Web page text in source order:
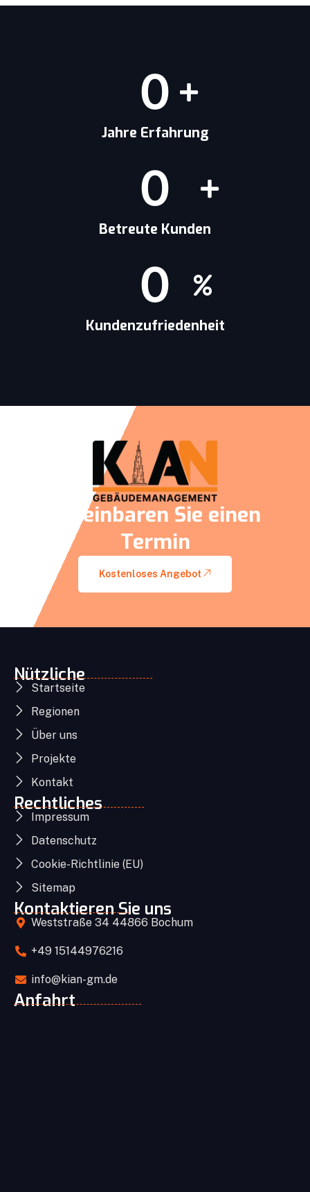
Jahre Erfahrung
0
Betreute Kunden
0
Kundenzufriedenheit
0
Vereinbaren Sie einen
Termin
Kostenloses Angebot
Nützliche
Startseite
Regionen
Über uns
Projekte
Kontakt
Rechtliches
Impressum
Datenschutz
Cookie-Richtlinie (EU)
Sitemap
Kontaktieren Sie uns
Weststraße 34 44866 Bochum
+49 15144976216
info@kian-gm.de
Anfahrt